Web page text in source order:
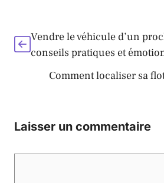
Vendre le véhicule d’un
conseils pratiques et
Comment localiser sa
Laisser un commentaire